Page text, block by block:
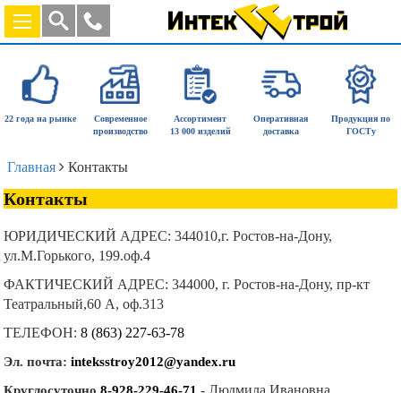
22 года на рынке
Современное
производство
Ассортимент
13 000 изделий
Оперативная
доставка
Продукция по
ГОСТу
Главная Контакты
Контакты
ЮРИДИЧЕСКИЙ АДРЕС: 344010,г. Ростов-на-Дону,
ул.М.Горького, 199.оф.4
ФАКТИЧЕСКИЙ АДРЕС: 344000, г. Ростов-на-Дону, пр-кт
Театральный,60 А, оф.313
ТЕЛЕФОН: 8 (863) 227-63-78
Эл. почта: inteksstroy2012@yandex.ru
- Людмила Ивановна